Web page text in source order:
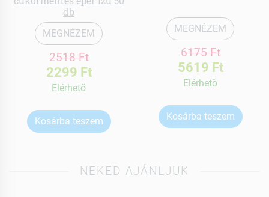
db
MEGNÉZEM
2518 Ft
2299 Ft
Elérhetõ
Kosárba teszem
MEGNÉZEM
6175 Ft
5619 Ft
Elérhetõ
Kosárba teszem
NEKED AJÁNLJUK